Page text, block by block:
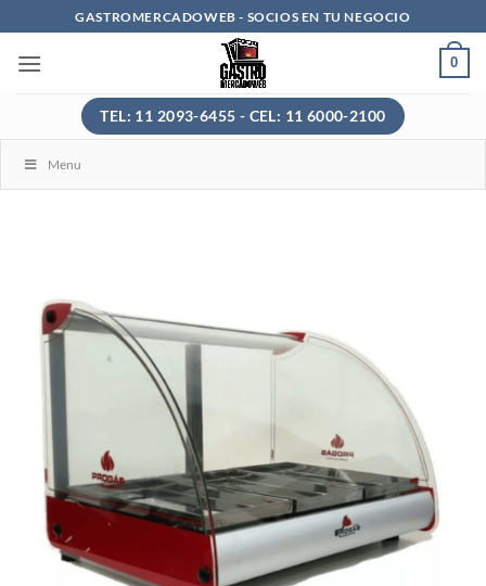
al
contenido
GASTROMERCADOWEB - SOCIOS EN TU NEGOCIO
0
TEL: 11 2093-6455 - CEL: 11 6000-2100
Menu